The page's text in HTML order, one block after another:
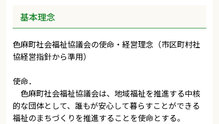
基本理念
色麻町社会福祉協議会の使命・経営理念（市区町村社
協経営指針から準用）
使命．
色麻町社会福祉協議会は、地域福祉を推進する中核
的な団体として、誰もが安心して暮らすことができる
福祉のまちづくりを推進することを使命とする。